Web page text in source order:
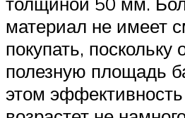
материал не имеет
покупать, поскольку
полезную площадь
этом